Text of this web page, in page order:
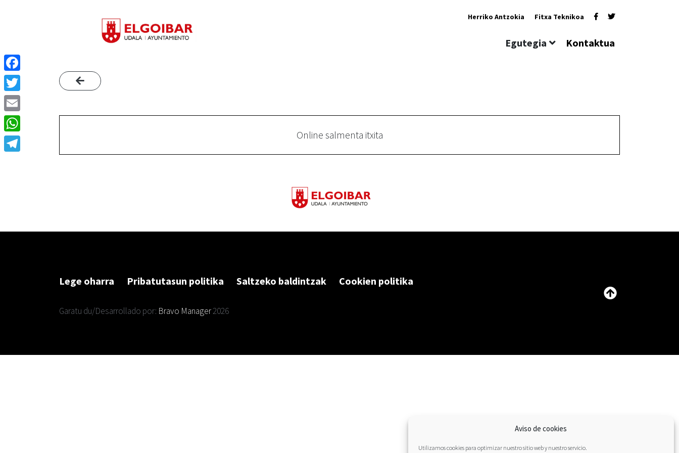
Aviso de cookies
Utilizamos cookies para optimizar nuestro sitio web y nuestro servicio.
Herriko Antzokia Fitxa Teknikoa
Egutegia Kontaktua
Online salmenta itxita
Lege oharra Pribatutasun politika Saltzeko baldintzak Cookien politika
Garatu du/Desarrollado por: Bravo Manager2026
Facebook
Twitter
Email
WhatsApp